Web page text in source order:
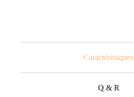
Caractéristiques
Q & R